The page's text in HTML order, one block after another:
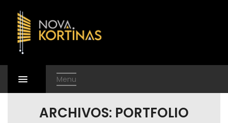
Menu
ARCHIVOS: PORTFOLIO